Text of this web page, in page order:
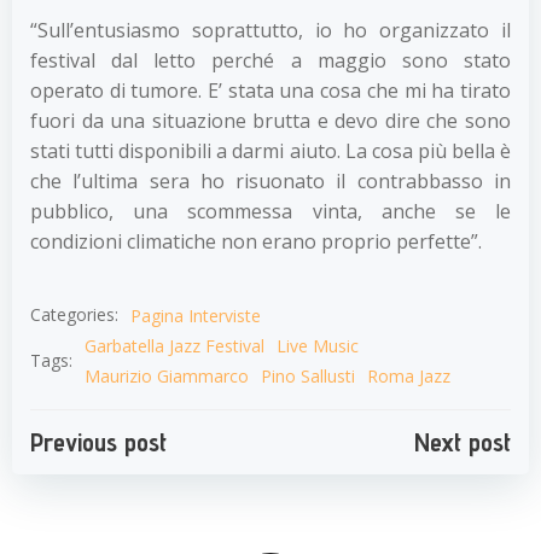
“Sull’entusiasmo soprattutto, io ho organizzato il
festival dal letto perché a maggio sono stato
operato di tumore. E’ stata una cosa che mi ha tirato
fuori da una situazione brutta e devo dire che sono
stati tutti disponibili a darmi aiuto. La cosa più bella è
che l’ultima sera ho risuonato il contrabbasso in
pubblico, una scommessa vinta, anche se le
condizioni climatiche non erano proprio perfette”.
Categories:
Pagina Interviste
Tags:
Garbatella Jazz Festival
Live Music
Maurizio Giammarco
Pino Sallusti Roma Jazz
Navigazione
Previous post
Navigazione
Next post